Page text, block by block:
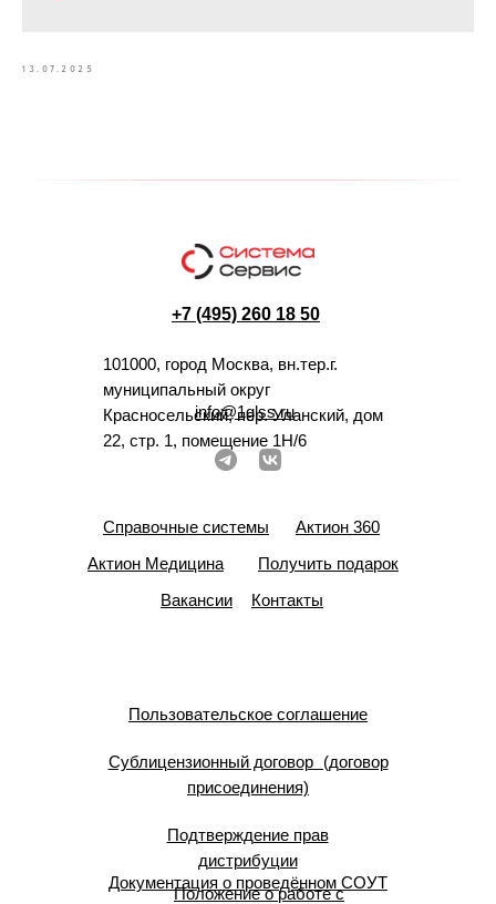
13.07.2025
+7 (495) 260 18 50
101000, город Москва, вн.тер.г.
муниципальный округ
Красносельский, пер. Уланский, дом
22, стр. 1, помещение 1Н/6
info@1glss.ru
Справочные системы
Актион 360
Актион Медицина
Получить подарок
Вакансии
Контакты
Пользовательское соглашение
Сублицензионный договор (договор
присоединения)
Подтверждение прав
дистрибуции
Документация о проведённом СОУТ
Положение о работе с